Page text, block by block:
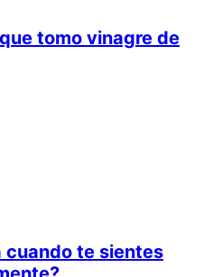
tomo vinagre de
cuando te sientes